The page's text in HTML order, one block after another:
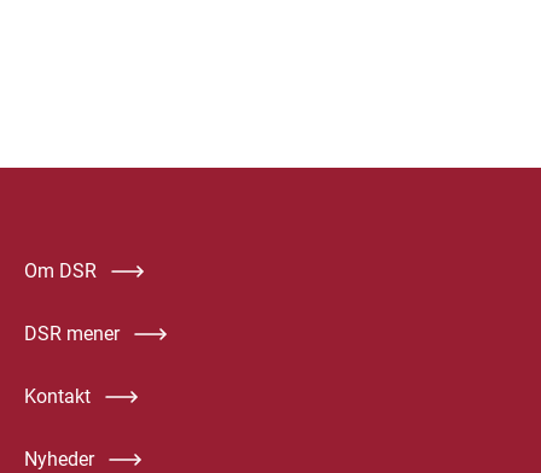
Om DSR
DSR mener
Kontakt
Nyheder